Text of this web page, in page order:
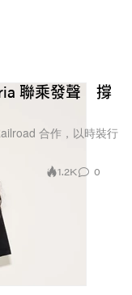
聯乘發聲 撐
合作，以時裝行
1.2K 0